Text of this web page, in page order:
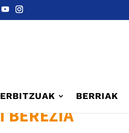
BERRIAK
BEREZIA